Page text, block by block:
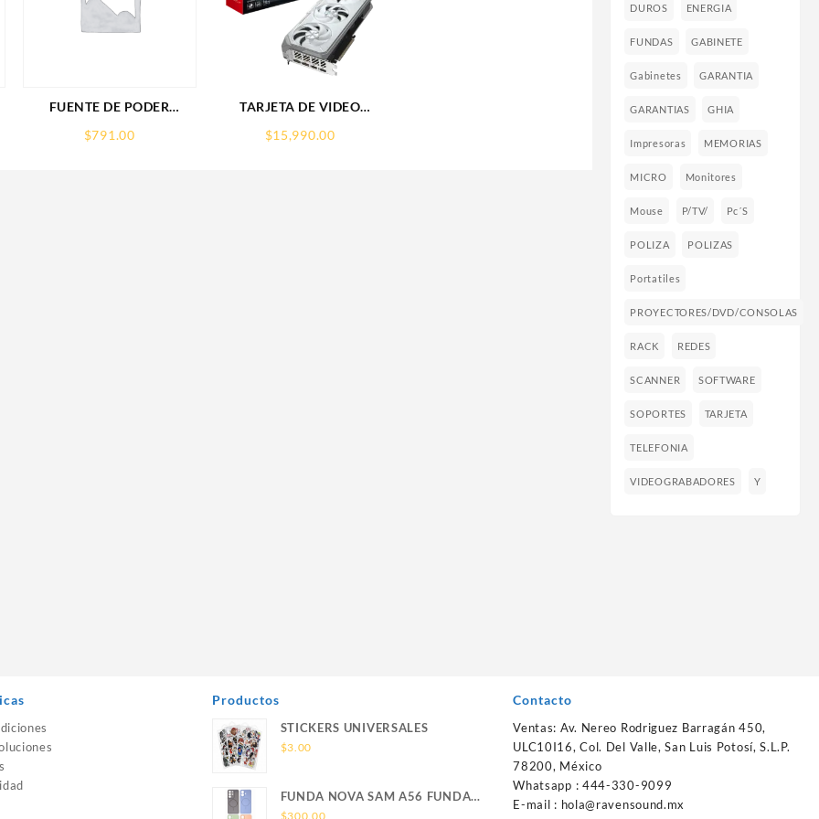
FUENTE DE PODER
REGULADA,12V,10
$791.00
TARJETA DE VIDEO
R907XGAMINGOCICE-
$15,990.00
DUROS ENERGIA
FUNDAS GABINETE
Gabinetes GARANTIA
GARANTIAS GHIA
Impresoras MEMORIAS
MICRO Monitores
Mouse P/TV/ Pc´s
POLIZA POLIZAS
Portatiles
PROYECTORES/DVD/CONSOLAS
RACK REDES
SCANNER SOFTWARE
SOPORTES TARJETA
TELEFONIA
VIDEOGRABADORES Y
Productos
STICKERS UNIVERSALES
$3.00
FUNDA NOVA SAM A56 FUNDA
SILICONA SIN SOPORTE
$300.00
Contacto
Ventas: Av. Nereo Rodriguez Barragán 450,
ULC10I16, Col. Del Valle, San Luis Potosí, S.L.P.
78200, México
Whatsapp : 444-330-9099
E-mail : hola@ravensound.mx